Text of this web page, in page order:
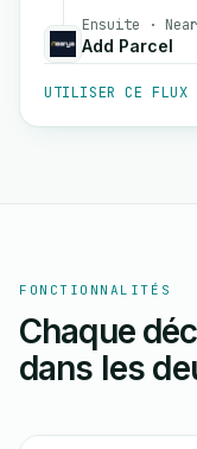
Ensuite ·
Add Parcel
UTILISER CE FLUX
FONCTIONNALITÉS
Chaque
dans les